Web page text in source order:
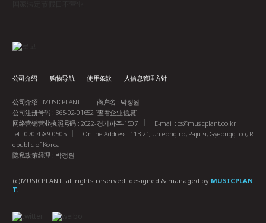
公司介绍 购物导航 使用条款 人信息管理方针
公司介绍 : MUSICPLANT
商户名 : 박정원
公司注册号码 : 365-02-01652 [查看企业信息]
网络营销营业执照号码 : 2022-경기파주-1507
E-mail :cs@musicplant.co.kr
Tel : 070-4789-0505
Online Address : 113-21, Unjeong-ro, Paju-si, Gyeonggi-do, R
epublic of Korea
隐私政策经理 : 박정원
(c)MUSICPLANT. all rights reserved. designed & managed by MUSICPLAN
T.